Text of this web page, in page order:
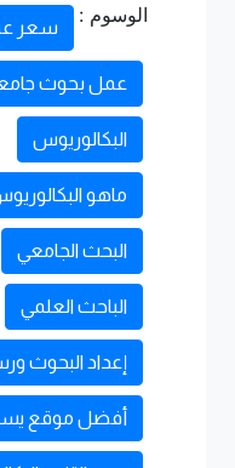
الوسوم :
سعر
عمل بحوث
البكالوريوس
ماهو
البحث الجامعي
الباحث العلمي
إعداد البحوث
أفضل موقع